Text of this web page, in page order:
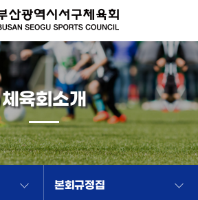
본회규정집
체육회소개